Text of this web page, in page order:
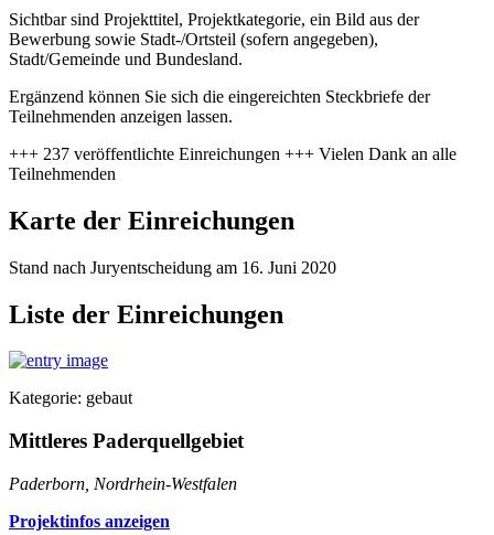
Sichtbar sind Projekttitel, Projektkategorie, ein Bild aus der
Bewerbung sowie Stadt-/Ortsteil (sofern angegeben),
Stadt/Gemeinde und Bundesland.
Ergänzend können Sie sich die eingereichten Steckbriefe der
Teilnehmenden anzeigen lassen.
+++ 237 veröffentlichte Einreichungen +++ Vielen Dank an alle
Teilnehmenden
Karte der Einreichungen
Stand nach Juryentscheidung am 16. Juni 2020
Liste der Einreichungen
Kategorie: gebaut
Mittleres Paderquellgebiet
Paderborn, Nordrhein-Westfalen
Projektinfos anzeigen